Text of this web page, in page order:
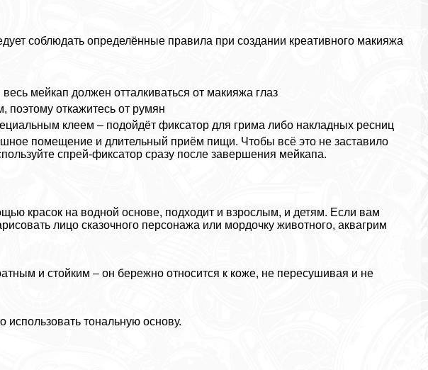
соблюдать определённые правила при создании креативного макияжа
мейкап должен отталкиваться от макияжа глаз
откажитесь от румян
клеем – подойдёт фиксатор для грима либо накладных ресниц
помещение и длительный приём пищи. Чтобы всё это не заставило
спрей-фиксатор сразу после завершения мейкапа.
красок на водной основе, подходит и взрослым, и детям. Если вам
лицо сказочного персонажа или мордочку животного, аквагрим
и стойким – он бережно относится к коже, не пересушивая и не
тональную основу.